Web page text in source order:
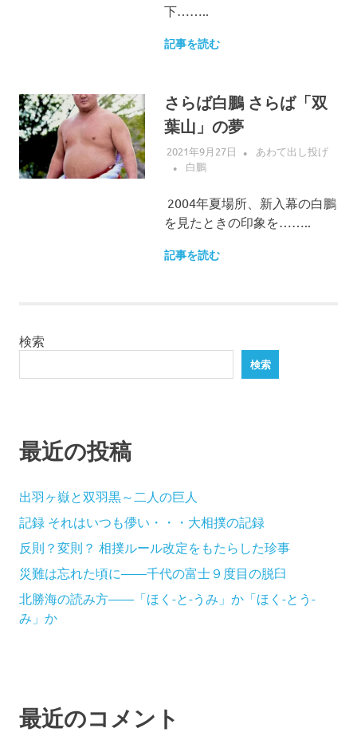
下……..
記事を読む
さらば白鵬 さらば「双
葉山」の夢
2021年9月27日
あわて出し投げ
白鵬
2004年夏場所、新入幕の白鵬
を見たときの印象を……..
記事を読む
検索
検索
最近の投稿
出羽ヶ嶽と双羽黒～二人の巨人
記録 それはいつも儚い・・・大相撲の記録
反則？変則？ 相撲ルール改定をもたらした珍事
災難は忘れた頃に――千代の富士９度目の脱臼
北勝海の読み方――「ほく-と-うみ」か「ほく-とう-
み」か
最近のコメント